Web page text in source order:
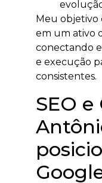
Meu
em um ativo
conectando
e execução
consistentes.
SEO e